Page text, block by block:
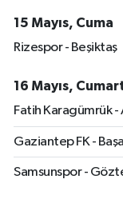
15 Mayıs, Cuma
Rizespor - Beşiktaş
16 Mayıs,
Fatih Karagümrük -
Gaziantep FK -
Samsunspor -